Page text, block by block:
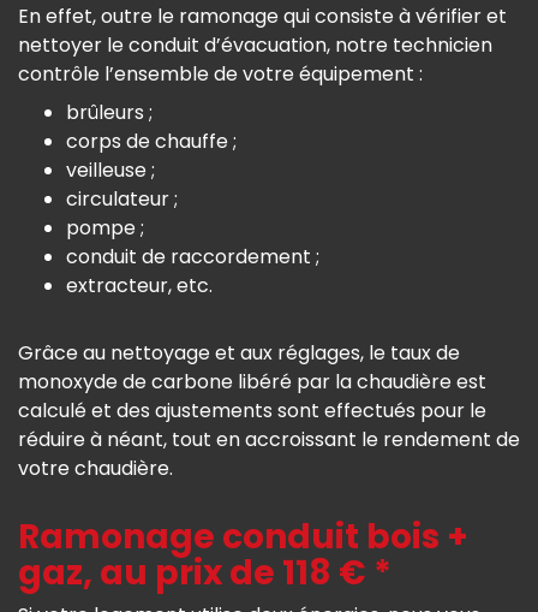
En effet, outre le ramonage qui consiste à vérifier et
nettoyer le conduit d’évacuation, notre technicien
contrôle l’ensemble de votre équipement :
brûleurs ;
corps de chauffe ;
veilleuse ;
circulateur ;
pompe ;
conduit de raccordement ;
extracteur, etc.
Grâce au nettoyage et aux réglages, le taux de
monoxyde de carbone libéré par la chaudière est
calculé et des ajustements sont effectués pour le
réduire à néant, tout en accroissant le rendement de
votre chaudière.
Ramonage conduit bois +
gaz, au prix de 118 € *